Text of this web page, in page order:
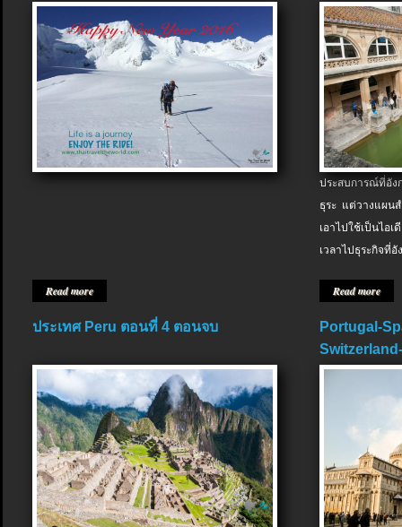
Read more
ประสบการณ์ที่อัง
ธุระ แต่วางแผน
เอาไปใช้เป็นไอ
เวลาไปธุระกิจที่อั
Read more
ประเทศ Peru ตอนที่ 4 ตอนจบ
Portugal-